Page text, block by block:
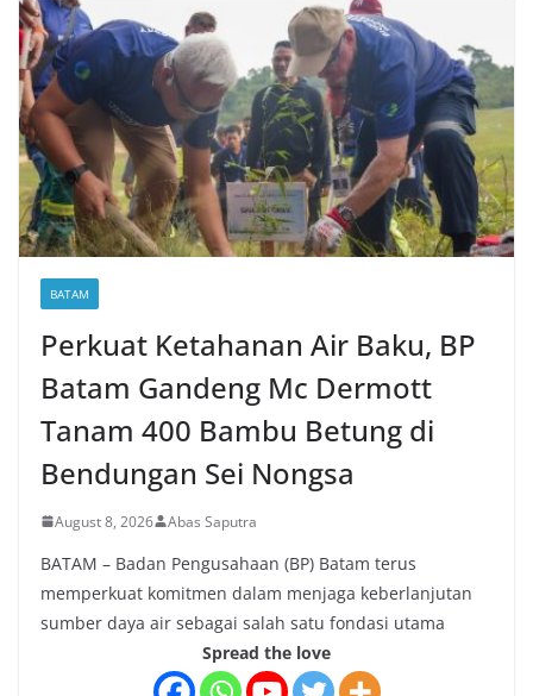
BATAM
Perkuat Ketahanan Air Baku, BP
Batam Gandeng Mc Dermott
Tanam 400 Bambu Betung di
Bendungan Sei Nongsa
August 8, 2026 Abas Saputra
BATAM – Badan Pengusahaan (BP) Batam terus
memperkuat komitmen dalam menjaga keberlanjutan
sumber daya air sebagai salah satu fondasi utama
Spread the love